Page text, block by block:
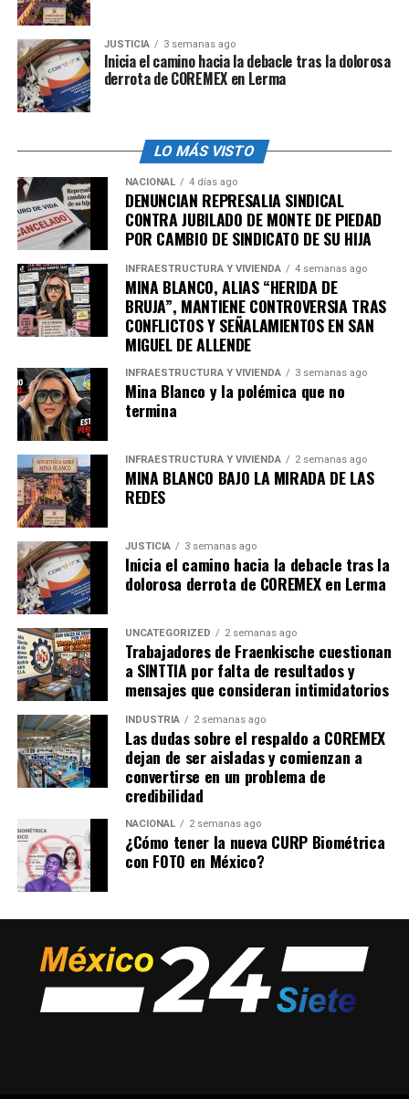
JUSTICIA 3 semanas ago
Inicia el camino hacia la debacle tras la dolorosa
derrota de COREMEX en Lerma
LO MÁS VISTO
NACIONAL 4 días ago
DENUNCIAN REPRESALIA SINDICAL
CONTRA JUBILADO DE MONTE DE PIEDAD
POR CAMBIO DE SINDICATO DE SU HIJA
INFRAESTRUCTURA Y VIVIENDA 4 semanas ago
MINA BLANCO, ALIAS “HERIDA DE
BRUJA”, MANTIENE CONTROVERSIA TRAS
CONFLICTOS Y SEÑALAMIENTOS EN SAN
MIGUEL DE ALLENDE
INFRAESTRUCTURA Y VIVIENDA 3 semanas ago
Mina Blanco y la polémica que no
termina
INFRAESTRUCTURA Y VIVIENDA 2 semanas ago
MINA BLANCO BAJO LA MIRADA DE LAS
REDES
JUSTICIA 3 semanas ago
Inicia el camino hacia la debacle tras la
dolorosa derrota de COREMEX en Lerma
UNCATEGORIZED 2 semanas ago
Trabajadores de Fraenkische cuestionan
a SINTTIA por falta de resultados y
mensajes que consideran intimidatorios
INDUSTRIA 2 semanas ago
Las dudas sobre el respaldo a COREMEX
dejan de ser aisladas y comienzan a
convertirse en un problema de
credibilidad
NACIONAL 2 semanas ago
¿Cómo tener la nueva CURP Biométrica
con FOTO en México?